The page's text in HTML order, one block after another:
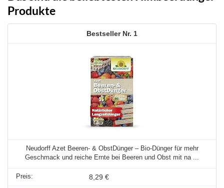
Produkte
1
Neudorff Azet Beeren- & ObstDünger – Bio-Dünger für mehr
Geschmack und reiche Ernte bei Beeren und Obst mit na ...
8,29 €